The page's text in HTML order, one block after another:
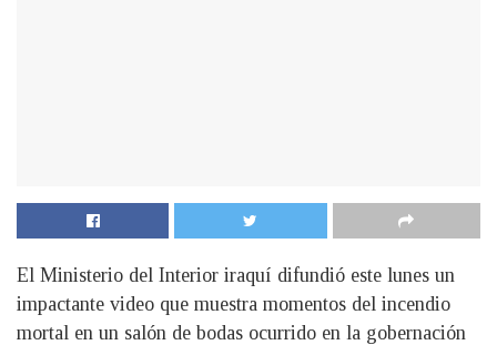
El Ministerio del Interior iraquí difundió este lunes un
impactante video que muestra momentos del incendio
mortal en un salón de bodas ocurrido en la gobernación